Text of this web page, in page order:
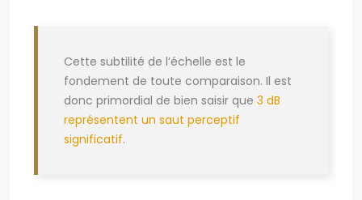
Cette subtilité de l’échelle est le
fondement de toute comparaison. Il est
donc primordial de bien saisir que 3 dB
représentent un saut perceptif
significatif.